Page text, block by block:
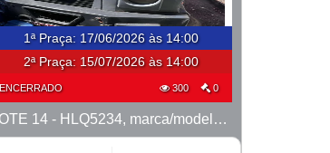
1ª Praça: 17/06/2026 às 14:00
2ª Praça: 15/07/2026 às 14:00
ENCERRADO 300 0
LOTE 14 - HLQ5234, marca/modelo VW/8.150 MIB Metropolis, ano 2011/2012